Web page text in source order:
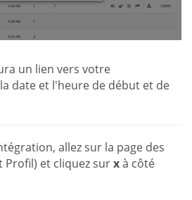
un lien vers votre
date et l'heure de début et de
allez sur la page des
et cliquez surxà côté